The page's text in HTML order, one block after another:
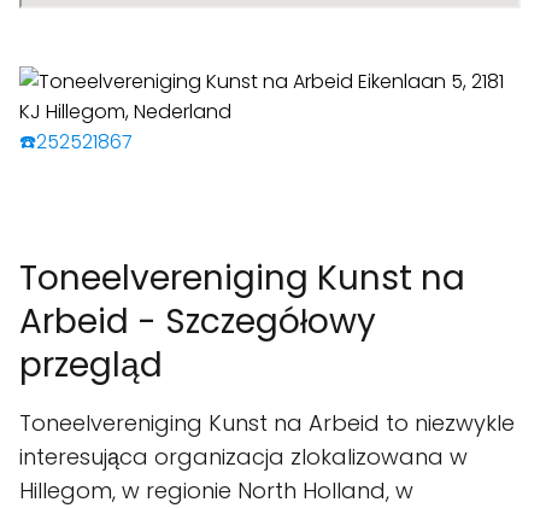
☎️252521867
Toneelvereniging Kunst na
Arbeid - Szczegółowy
przegląd
Toneelvereniging Kunst na Arbeid to niezwykle
interesująca organizacja zlokalizowana w
Hillegom, w regionie North Holland, w